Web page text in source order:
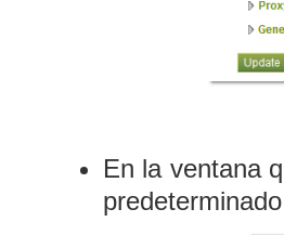
En la ventana